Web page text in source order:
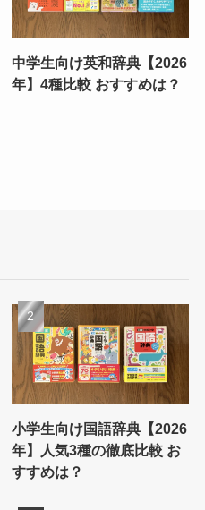
中学生向け英和辞典【2026
年】4種比較 おすすめは？
小学生向け国語辞典【2026
年】人気3種の徹底比較 お
すすめは？